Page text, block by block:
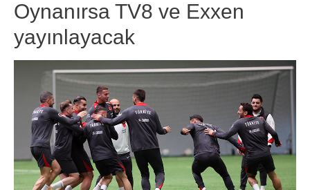
Oynanırsa TV8 ve Exxen
yayınlayacak